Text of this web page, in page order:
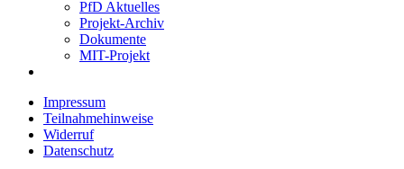
PfD Aktuelles
Projekt-Archiv
Dokumente
MIT-Projekt
Impressum
Teilnahmehinweise
Widerruf
Datenschutz